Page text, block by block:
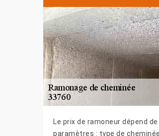
Le prix de ramoneur dépend
paramètres : type de